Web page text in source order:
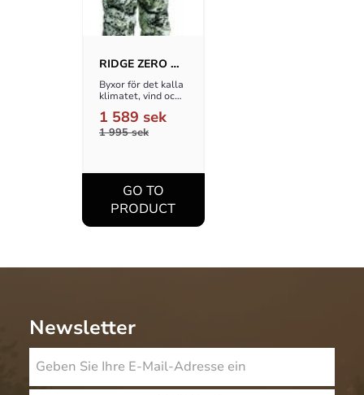
RIDGE ZERO
CLASSIC M
BYXA
Byxor för det kalla
klimatet, vind och
1 589 sek
1 995sek
Newsletter